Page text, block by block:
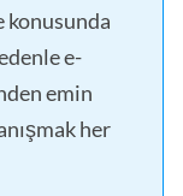
konusunda
e-
emin
her